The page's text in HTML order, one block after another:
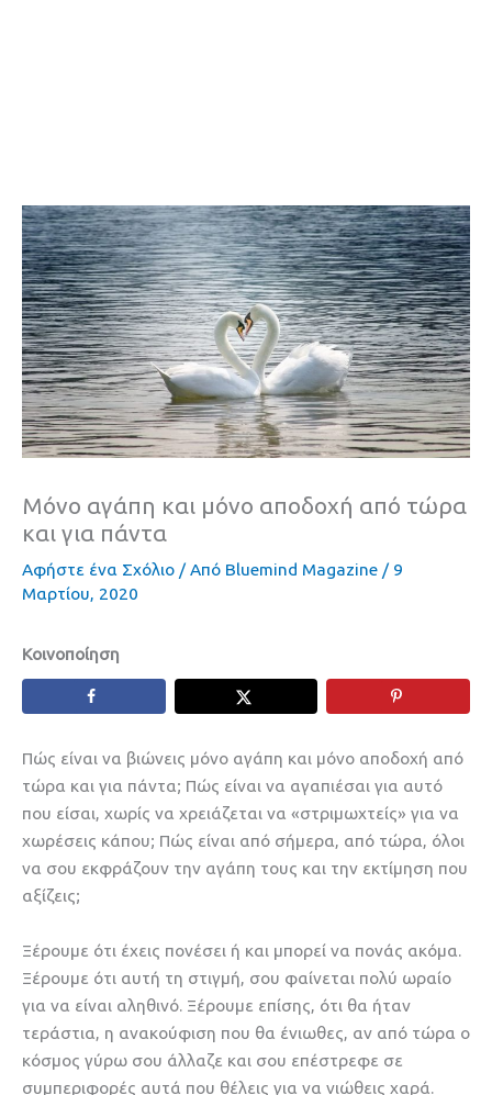
Μόνο αγάπη και μόνο αποδοχή από τώρα
και για πάντα
Αφήστε ένα Σχόλιο / Από Bluemind Magazine / 9
Μαρτίου, 2020
Κοινοποίηση
Πώς είναι να βιώνεις μόνο αγάπη και μόνο αποδοχή από
τώρα και για πάντα; Πώς είναι να αγαπιέσαι για αυτό
που είσαι, χωρίς να χρειάζεται να «στριμωχτείς» για να
χωρέσεις κάπου; Πώς είναι από σήμερα, από τώρα, όλοι
να σου εκφράζουν την αγάπη τους και την εκτίμηση που
αξίζεις;
Ξέρουμε ότι έχεις πονέσει ή και μπορεί να πονάς ακόμα.
Ξέρουμε ότι αυτή τη στιγμή, σου φαίνεται πολύ ωραίο
για να είναι αληθινό. Ξέρουμε επίσης, ότι θα ήταν
τεράστια, η ανακούφιση που θα ένιωθες, αν από τώρα ο
κόσμος γύρω σου άλλαζε και σου επέστρεφε σε
συμπεριφορές αυτά που θέλεις για να νιώθεις χαρά.